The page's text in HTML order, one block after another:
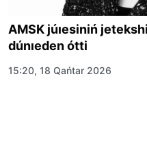
AMSK júıesiniń
dúnıeden ótti
15:20, 18 Qańtar 2026